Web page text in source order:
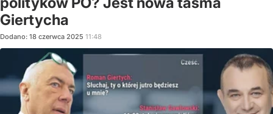
Giertycha
Dodano: 18 czerwca 2025 11:48